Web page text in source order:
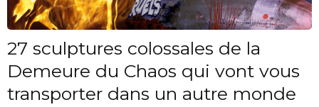
27 sculptures colossales de la
Demeure du Chaos qui vont vous
transporter dans un autre monde